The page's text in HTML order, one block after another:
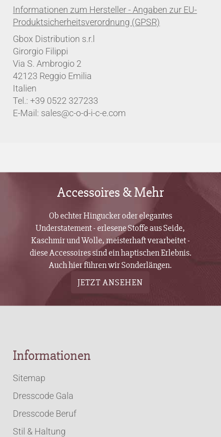
Gbox Distribution s.r.l
Girorgio Filippi
Via S. Ambrogio 2
42123 Reggio Emilia
Italien
Tel.: +39 0522 327233
E-Mail: sales@c-o-d-i-c-e.com
Accessoires & Mehr
Ob echter Hingucker oder elegantes
Understatement - erlesene Stoffe aus Seide,
Kaschmir und Wolle, meisterhaft verarbeitet -
diese Accessoires sind ein haptischen Erlebnis.
Auch hier führen wir Sonderlängen.
JETZT ANSEHEN
Informationen
Sitemap
Dresscode Gala
Dresscode Beruf
Stil & Haltung